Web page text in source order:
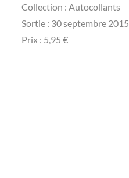
Collection : Autocollants
Sortie : 30 septembre 2015
Prix : 5,95 €